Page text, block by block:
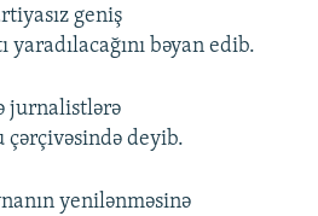
geniş
bəyan edib.
jurnalistlərə
deyib.
yenilənməsinə